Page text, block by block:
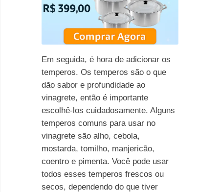
Em seguida, é hora de adicionar os
temperos. Os temperos são o que
dão sabor e profundidade ao
vinagrete, então é importante
escolhê-los cuidadosamente. Alguns
temperos comuns para usar no
vinagrete são alho, cebola,
mostarda, tomilho, manjericão,
coentro e pimenta. Você pode usar
todos esses temperos frescos ou
secos, dependendo do que tiver